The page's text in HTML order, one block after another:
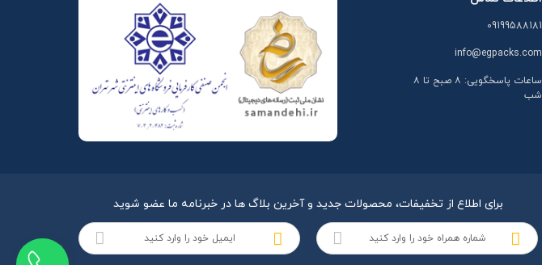
09199588181
info@egpacks.com
ساعات پاسخگویی: ۸ صبح تا ۸
شب
برای اطلاع از تخفیفات، محصولات جدید و آخرین بلاگ ها در خبرنامه ما عضو شوید